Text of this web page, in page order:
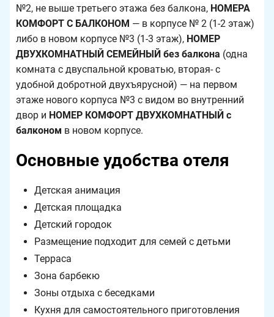
№2, не выше третьего этажа без балкона, НОМЕРА
КОМФОРТ С БАЛКОНОМ — в корпусе № 2 (1-2 этаж)
либо в новом корпусе №3 (1-3 этаж), НОМЕР
ДВУХКОМНАТНЫЙ СЕМЕЙНЫЙ без балкона (одна
комната с двуспальной кроватью, вторая- с
удобной добротной двухъярусной) — на первом
этаже нового корпуса №3 с видом во внутренний
двор и НОМЕР КОМФОРТ ДВУХКОМНАТНЫЙ с
балконом в новом корпусе.
Основные удобства отеля
Детская анимация
Детская площадка
Детский городок
Размещение подходит для семей с детьми
Терраса
Зона барбекю
Зоны отдыха с беседками
Кухня для самостоятельного приготовления